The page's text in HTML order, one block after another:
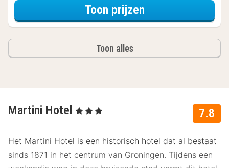
Toon prijzenvoor Diner
Toon alles
7.8
Martini Hotel , 3 Sterren
Het Martini Hotel is een historisch hotel dat al bestaat
sinds 1871 in het centrum van Groningen. Tijdens een